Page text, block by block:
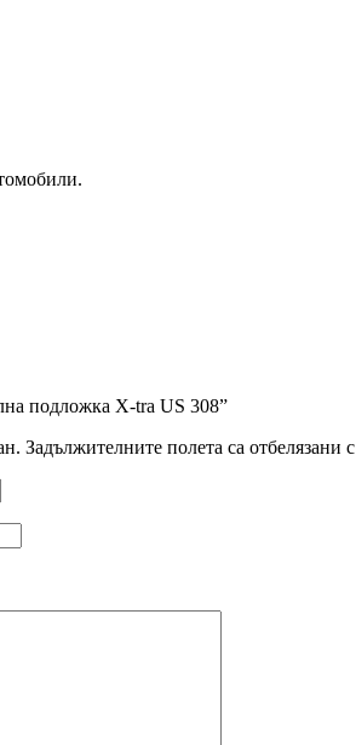
подложка X-tra US 308”
Задължителните полета са отбелязани с